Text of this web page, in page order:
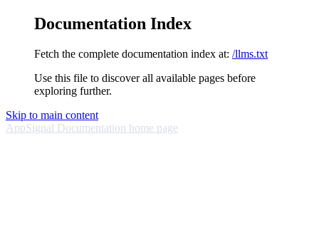
Documentation Index
Fetch the complete documentation index at: /llms.txt
Use this file to discover all available pages before
exploring further.
Skip to main content
AppSignal Documentation home page